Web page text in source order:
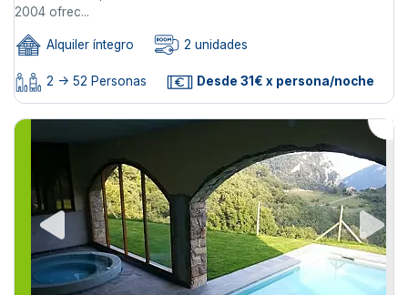
2004 ofrec...
Alquiler íntegro 2 unidades
2 -> 52 Personas Desde 31€ x persona/noche